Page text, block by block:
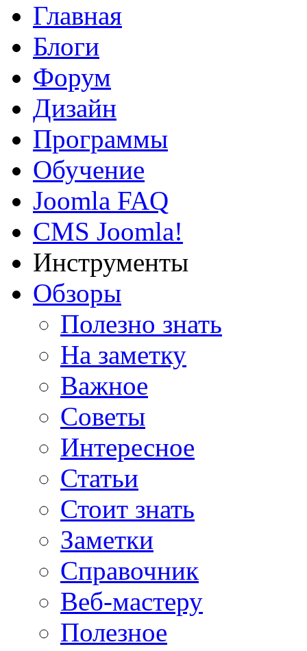
Главная
Блоги
Форум
Дизайн
Программы
Обучение
Joomla FAQ
CMS Joomla!
Инструменты
Обзоры
Полезно знать
На заметку
Важное
Советы
Интересное
Статьи
Стоит знать
Заметки
Справочник
Веб-мастеру
Полезное